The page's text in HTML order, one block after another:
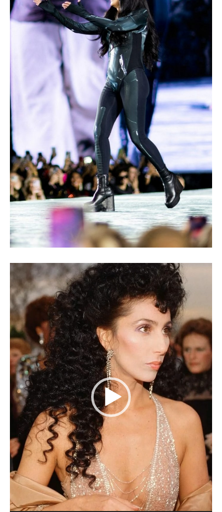
Videospeler